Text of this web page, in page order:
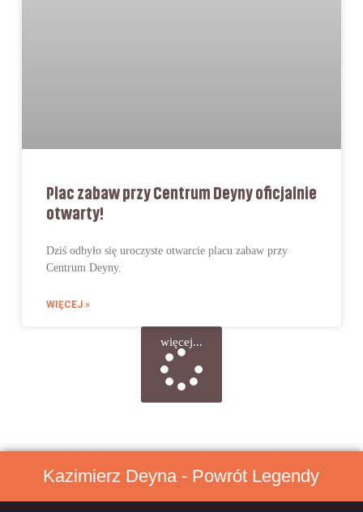
Plac zabaw przy Centrum Deyny oficjalnie
otwarty!
Dziś odbyło się uroczyste otwarcie placu zabaw przy
Centrum Deyny.
WIĘCEJ »
więcej...
Kazimierz Deyna - Powrót Legendy